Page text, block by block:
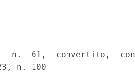
n.  61,  convertito,  con
n. 100